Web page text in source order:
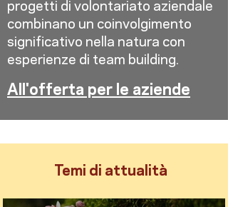
progetti di volontariato aziendale
combinano un coinvolgimento
significativo nella natura con
esperienze di team building.
All'offerta per le aziende
Temi di attualità